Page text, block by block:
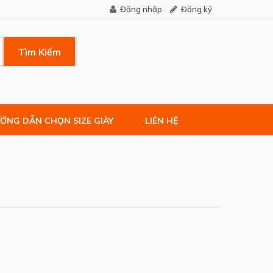
Đăng nhập Đăng ký
Tìm Kiếm
DẪN CHỌN SIZE GIÀY LIÊN HỆ